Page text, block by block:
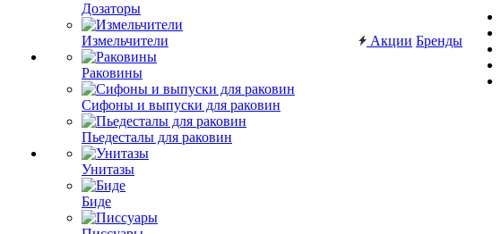
Дозаторы
Измельчители
Раковины
Сифоны и выпуски для раковин
Пьедесталы для раковин
Унитазы
Биде
Акции Бренды